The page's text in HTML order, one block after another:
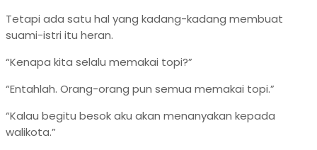
Tetapi ada satu hal yang kadang-kadang membuat
suami-istri itu heran.
“Kenapa kita selalu memakai topi?”
“Entahlah. Orang-orang pun semua memakai topi.”
“Kalau begitu besok aku akan menanyakan kepada
walikota.”